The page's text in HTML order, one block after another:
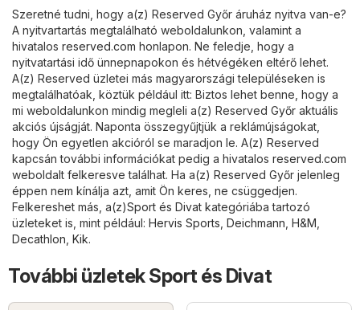
Szeretné tudni, hogy a(z) Reserved Győr áruház nyitva van-e?
A nyitvartartás megtalálható weboldalunkon, valamint a
hivatalos reserved.com honlapon. Ne feledje, hogy a
nyitvatartási idő ünnepnapokon és hétvégéken eltérő lehet.
A(z) Reserved üzletei más magyarországi településeken is
megtalálhatóak, köztük például itt: Biztos lehet benne, hogy a
mi weboldalunkon mindig megleli a(z) Reserved Győr aktuális
akciós újságját. Naponta összegyűjtjük a reklámújságokat,
hogy Ön egyetlen akcióról se maradjon le. A(z) Reserved
kapcsán további információkat pedig a hivatalos reserved.com
weboldalt felkeresve találhat. Ha a(z) Reserved Győr jelenleg
éppen nem kínálja azt, amit Ön keres, ne csüggedjen.
Felkereshet más, a(z)Sport és Divat kategóriába tartozó
üzleteket is, mint például: Hervis Sports Deichmann H&M
Decathlon Kik.
További üzletek Sport és Divat